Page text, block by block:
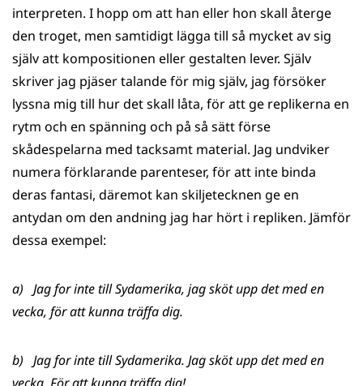
interpreten. I hopp om att han eller hon skall återge
den troget, men samtidigt lägga till så mycket av sig
själv att kompositionen eller gestalten lever. Själv
skriver jag pjäser talande för mig själv, jag försöker
lyssna mig till hur det skall låta, för att ge replikerna en
rytm och en spänning och på så sätt förse
skådespelarna med tacksamt material. Jag undviker
numera förklarande parenteser, för att inte binda
deras fantasi, däremot kan skiljetecknen ge en
antydan om den andning jag har hört i repliken. Jämför
dessa exempel:
a) Jag for inte till Sydamerika, jag sköt upp det med en
vecka, för att kunna träffa dig.
b) Jag for inte till Sydamerika. Jag sköt upp det med en